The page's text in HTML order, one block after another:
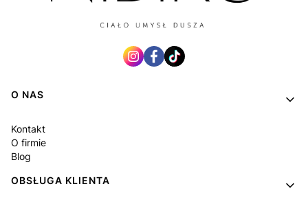
Linki w stopce
O NAS
Kontakt
O firmie
Blog
OBSŁUGA KLIENTA